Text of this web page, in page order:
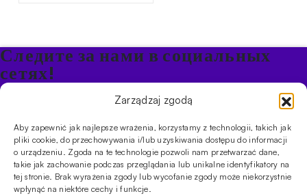
Zarządzaj zgodą
Aby zapewnić jak najlepsze wrażenia, korzystamy z technologii, takich jak
pliki cookie, do przechowywania i/lub uzyskiwania dostępu do informacji
o urządzeniu. Zgoda na te technologie pozwoli nam przetwarzać dane,
takie jak zachowanie podczas przeglądania lub unikalne identyfikatory na
tej stronie. Brak wyrażenia zgody lub wycofanie zgody może niekorzystnie
wpłynąć na niektóre cechy i funkcje.
Следите за нами в социальных
сетях!
Будьте в курсе акций и новостей в Кальяне
ПРОДУКТЫ
КальяныЧашиУгли и розжигПродукты безникотиновые
ИНФОРМАЦИЯ
АКЦИИFAQФирмыПравила работы магазина